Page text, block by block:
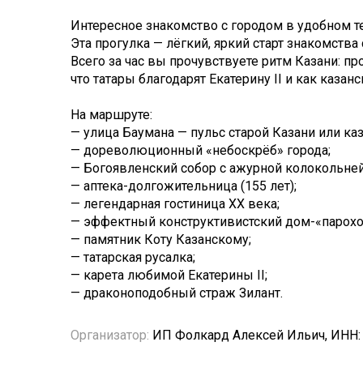
Интересное знакомство с городом в удобном
Эта прогулка — лёгкий, яркий старт знакомства
Всего за час вы прочувствуете ритм Казани:
что татары благодарят Екатерину II и как
На маршруте:
— улица Баумана — пульс старой Казани или
— дореволюционный «небоскрёб» города;
— Богоявленский собор с ажурной
— аптека-долгожительница (155 лет);
— легендарная гостиница XX века;
— эффектный конструктивистский дом-
— памятник Коту Казанскому;
— татарская русалка;
— карета любимой Екатерины II;
— драконоподобный страж Зилант.
Организатор: ИП Фолкард Алексей Ильич, ИНН: